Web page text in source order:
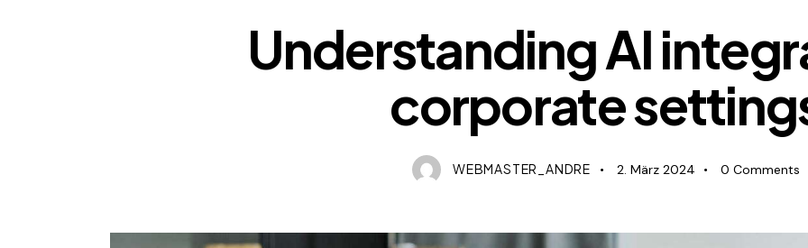
Understanding AI
corporate
WEBMASTER_ANDRE 2. März 2024 0 Comments